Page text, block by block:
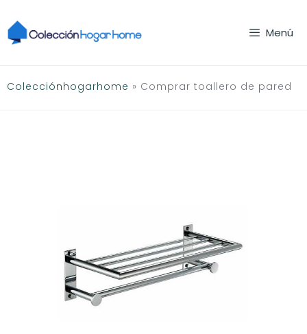
al
contenido
Menú
Colecciónhogarhome » Comprar toallero de pared